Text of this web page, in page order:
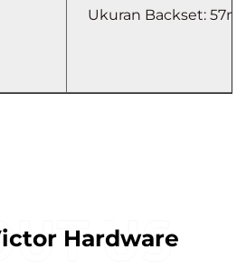
Ukuran Backset:
Hardware